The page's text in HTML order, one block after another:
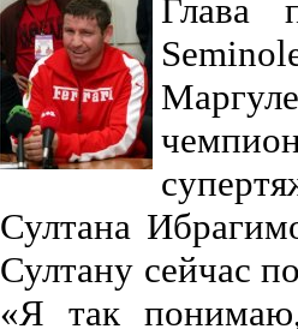
Глава
Султана
Султану сейчас
«Я так